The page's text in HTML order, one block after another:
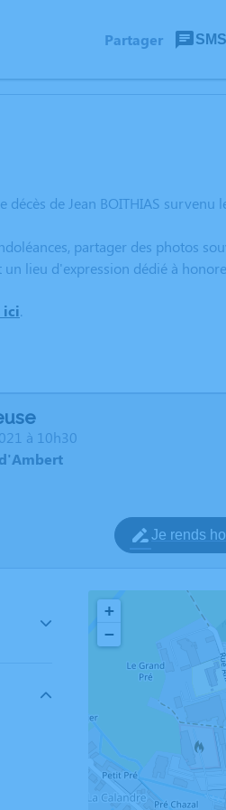
Partager SMS
décès de Jean BOITHIAS
partager des photos
lieu d'expression dédié à
ici.
à 10h30
Je rends
+
−